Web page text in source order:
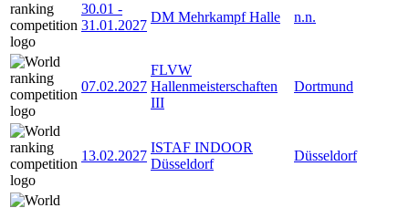
30.01 -
31.01.2027
DM Mehrkampf Halle n.n.
07.02.2027
FLVW
Hallenmeisterschaften
III
Dortmund
13.02.2027
ISTAF INDOOR
Düsseldorf
Düsseldorf